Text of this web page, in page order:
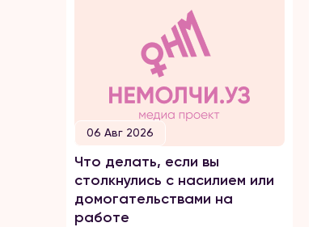
06 Авг 2026
Что делать, если вы
столкнулись с насилием или
домогательствами на
работе